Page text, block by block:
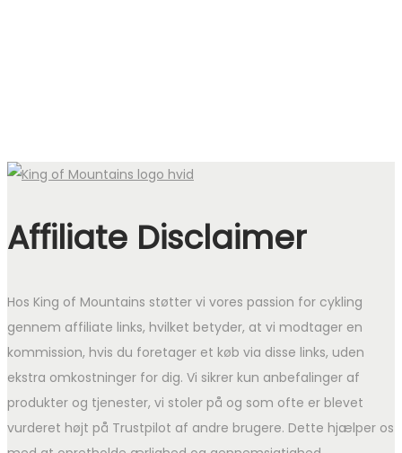
Affiliate Disclaimer
Hos King of Mountains støtter vi vores passion for cykling
gennem affiliate links, hvilket betyder, at vi modtager en
kommission, hvis du foretager et køb via disse links, uden
ekstra omkostninger for dig. Vi sikrer kun anbefalinger af
produkter og tjenester, vi stoler på og som ofte er blevet
vurderet højt på Trustpilot af andre brugere. Dette hjælper os